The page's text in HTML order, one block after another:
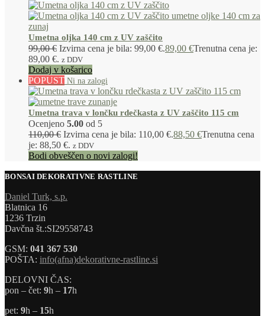
Umetna oljka 140 cm z UV zaščito
99,00€ Izvirna cena je bila: 99,00 €.89,00 €Trenutna cena je:
89,00 €. z DDV
Dodaj v košarico
POPUST
Umetna trava v lončku rdečkasta z UV zaščito 115 cm
Ocenjeno 5.00 od 5
110,00€ Izvirna cena je bila: 110,00 €.88,50 €Trenutna cena
je: 88,50 €. z DDV
Bodi obveščen o novi zalogi!
BONSAI DEKORATIVNE RASTLINE
Daniel Turk, s.p.
Blatnica 16
1236 Trzin
Davčna št.:SI29558743
GSM: 041 367 530
POŠTA: info(afna)dekorativne-rastline.si
DELOVNI ČAS:
pon – čet: 9h – 17h
pet: 9h – 15h